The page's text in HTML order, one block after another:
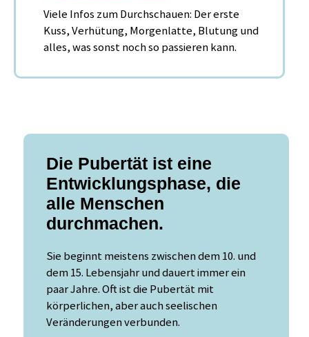
Viele Infos zum Durchschauen: Der erste
Kuss, Verhütung, Morgenlatte, Blutung und
alles, was sonst noch so passieren kann.
Die Pubertät ist eine
Entwicklungsphase, die
alle Menschen
durchmachen.
Sie beginnt meistens zwischen dem 10. und
dem 15. Lebensjahr und dauert immer ein
paar Jahre. Oft ist die Pubertät mit
körperlichen, aber auch seelischen
Veränderungen verbunden.